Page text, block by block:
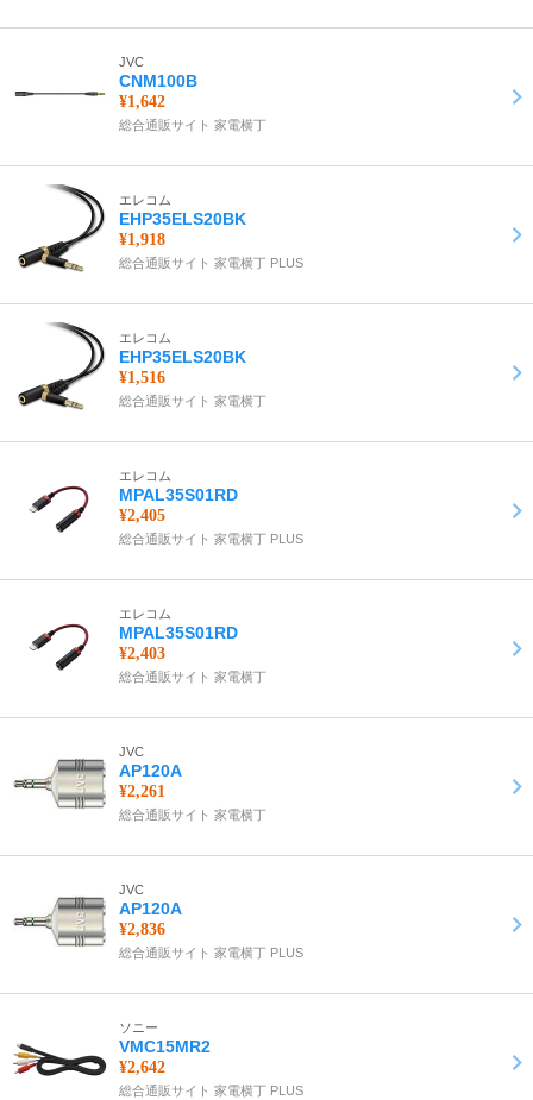
JVC
CNM100B
¥1,642
総合通販サイト 家電横丁
エレコム
EHP35ELS20BK
¥1,918
総合通販サイト 家電横丁 PLUS
エレコム
EHP35ELS20BK
¥1,516
総合通販サイト 家電横丁
エレコム
MPAL35S01RD
¥2,405
総合通販サイト 家電横丁 PLUS
エレコム
MPAL35S01RD
¥2,403
総合通販サイト 家電横丁
JVC
AP120A
¥2,261
総合通販サイト 家電横丁
JVC
AP120A
¥2,836
総合通販サイト 家電横丁 PLUS
ソニー
VMC15MR2
¥2,642
総合通販サイト 家電横丁 PLUS